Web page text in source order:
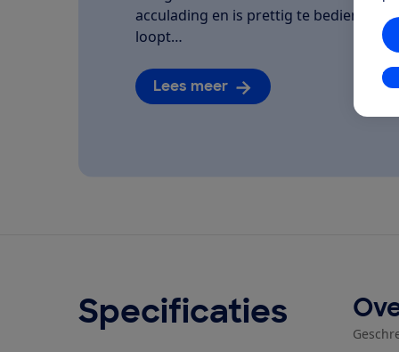
acculading en is prettig te bedienen.
loopt…
Lees meer
Specificaties